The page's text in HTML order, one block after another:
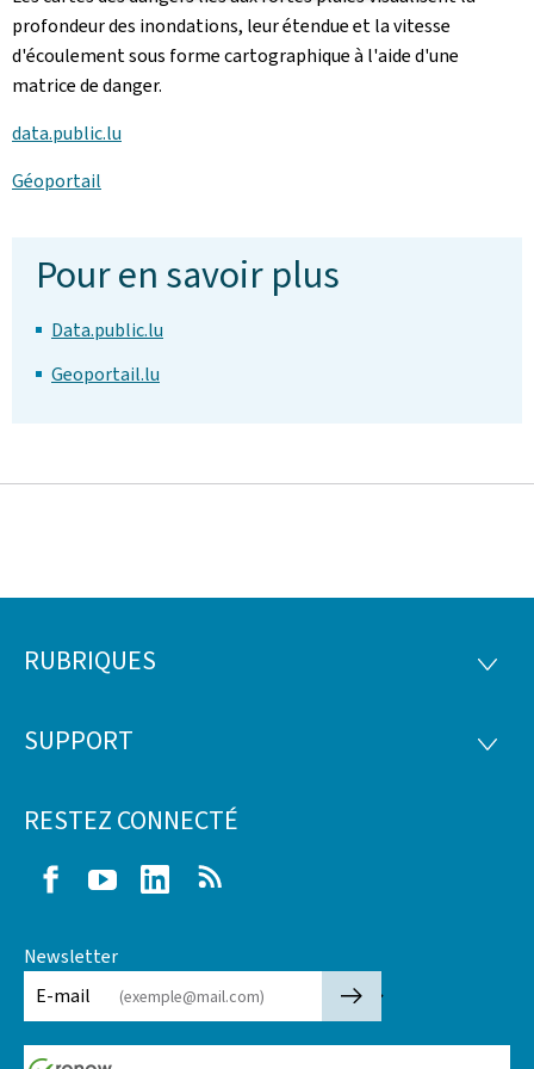
profondeur des inondations, leur étendue et la vitesse
d'écoulement sous forme cartographique à l'aide d'une
matrice de danger.
data.public.lu
Géoportail
Pour en savoir plus
Data.public.lu
Geoportail.lu
Pied
page
RUBRIQUES
SUPPORT
RESTEZ CONNECTÉ
FacebookYoutube LinkedIn
Newsletter
E-mail
🡒